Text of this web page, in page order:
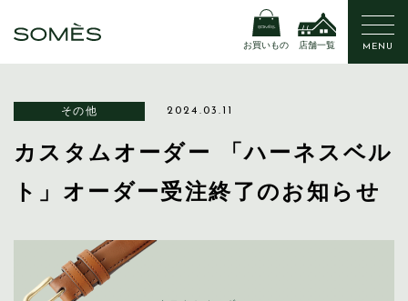
お買いもの 店舗一覧 MENU
その他 2024.03.11
カスタムオーダー 「ハーネスベル
ト」オーダー受注終了のお知らせ